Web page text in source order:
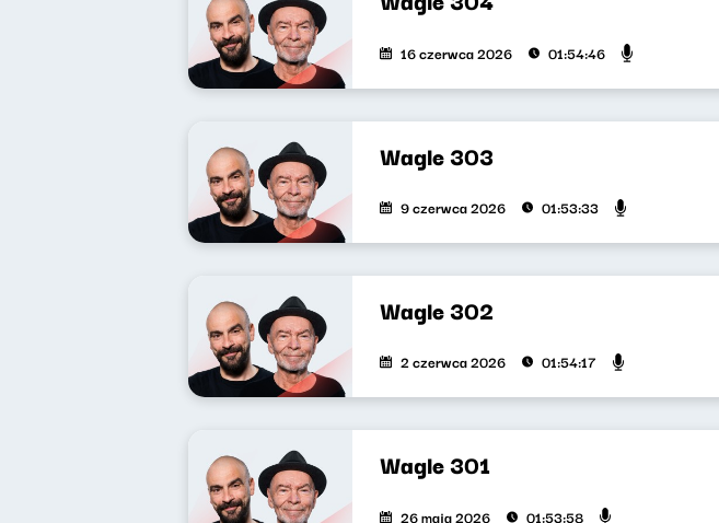
16 czerwca 2026 01:54:46
Wagle 303
9 czerwca 2026 01:53:33
Wagle 302
2 czerwca 2026 01:54:17
Wagle 301
26 maja 2026 01:53:58